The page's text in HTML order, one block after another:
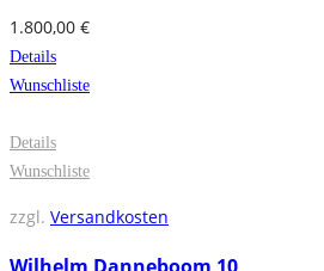
1.800,00 €
Details
Wunschliste
Details
Wunschliste
zzgl. Versandkosten